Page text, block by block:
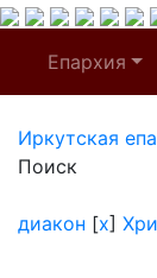
Епархия
Иркутская
Поиск
диакон [x]